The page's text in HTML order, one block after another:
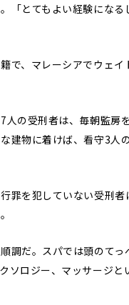
「とてもよい経験にな
で、マレーシアでウェ
の受刑者は、毎朝監房
建物に着けば、看守3
罪を犯していない受刑
調だ。スパでは頭のて
ソロジー、マッサージ